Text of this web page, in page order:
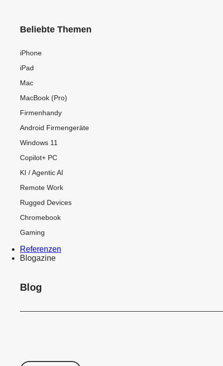
Beliebte Themen
iPhone
iPad
Mac
MacBook (Pro)
Firmenhandy
Android Firmengeräte
Windows 11
Copilot+ PC
KI / Agentic AI
Remote Work
Rugged Devices
Chromebook
Gaming
Referenzen
Blogazine
Blog